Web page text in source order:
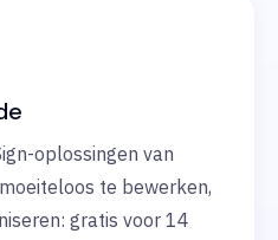
oplossingen van
te bewerken,
gratis voor 14